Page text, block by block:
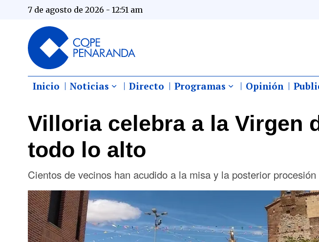
7 de agosto de 2026 - 12:51 am
Inicio Noticias Directo Programas Opinión
Villoria celebra a la Virgen
todo lo alto
Cientos de vecinos han acudido a la misa y la posterior